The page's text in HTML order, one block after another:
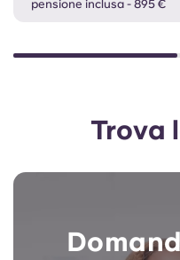
pensione inclusa - 895 €
Trova